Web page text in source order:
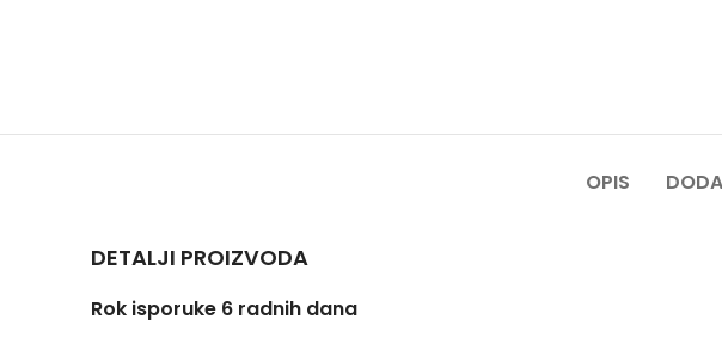
OPIS
DETALJI PROIZVODA
Rok isporuke 6 radnih dana